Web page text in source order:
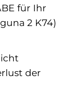
für Ihr
2 K74)
der